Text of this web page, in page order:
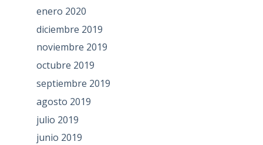
enero 2020
diciembre 2019
noviembre 2019
octubre 2019
septiembre 2019
agosto 2019
julio 2019
junio 2019